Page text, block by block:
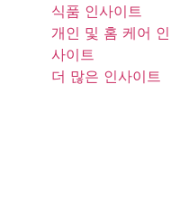
식품 인사이트
개인 및 홈 케어 인
사이트
더 많은 인사이트